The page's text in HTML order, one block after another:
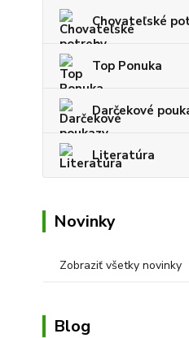
Chovateľské
Top Ponuka
Darčekové
Literatúra
Novinky
Zobraziť všetky novinky
Blog